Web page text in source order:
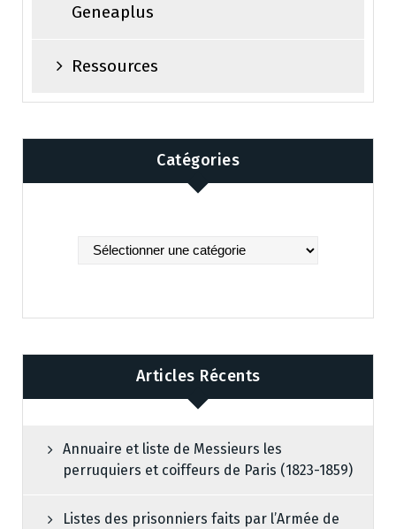
Geneaplus
Ressources
Catégories
Catégories
Articles Récents
Annuaire et liste de Messieurs les
perruquiers et coiffeurs de Paris (1823-1859)
Listes des prisonniers faits par l’Armée de